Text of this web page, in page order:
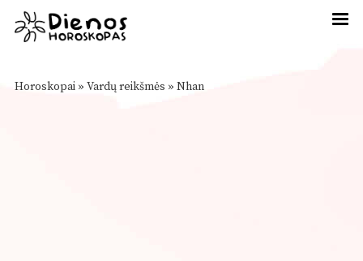
Horoskopai » Vardų reikšmės » Nhan